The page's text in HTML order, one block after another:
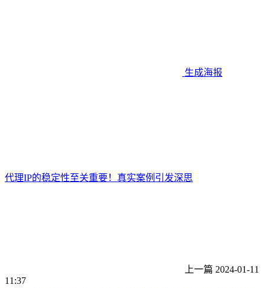
生成海报
代理IP的稳定性至关重要！真实案例引发深思
上一篇 2024-01-11
11:37